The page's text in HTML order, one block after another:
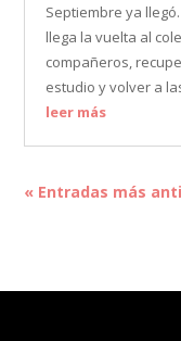
Septiembre ya
llega la vuelta al
compañeros,
estudio y volver a
leer más
« Entradas más